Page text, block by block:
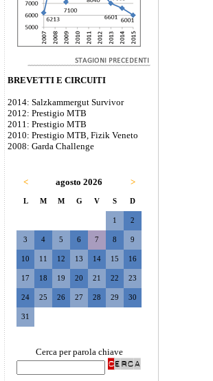
BREVETTI E CIRCUITI
2014: Salzkammergut Survivor
2012: Prestigio MTB
2011: Prestigio MTB
2010: Prestigio MTB, Fizik Veneto
2008: Garda Challenge
< agosto 2026 >
L M M G V S D
1 2
3 4 5 6 7 8 9
10 11 12 13 14 15 16
17 18 19 20 21 22 23
24 25 26 27 28 29 30
31
Cerca per parola chiave